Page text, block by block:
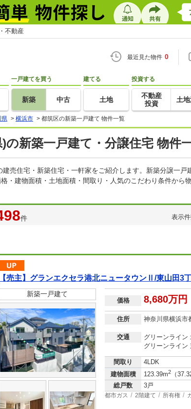
不動産
最近見た物件 0
一戸建てを買う
新築 中古
建てる
土地
投資する
不動産
投資
土
県 > 横浜市 > 都筑区の新築一戸建て 物件一覧
の新築一戸建て・分譲住宅 物件
売住宅・新築住宅・一軒家をご紹介します。新築分譲一
・建物面積・土地面積・間取り・人気のこだわり条件から
件 表示
【売主】グランエクセラ港北ニュータウンⅡ/東山田
新築一戸建て
価格 8,680万円
住所 神奈川県横浜市
交通
グリーンライン
グリーンライン
間取り
4LDK
建物面積
123.39m2 （
総戸数
3戸
都市ガス 2階建て 所有権